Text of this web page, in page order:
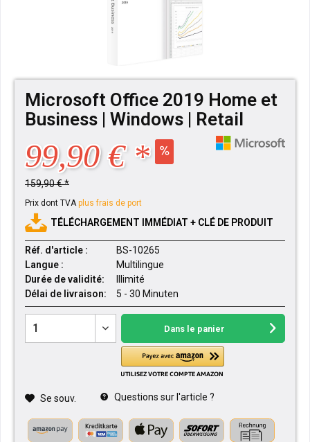
Microsoft Office 2019 Home et
Business | Windows | Retail
99,90 € *
159,90 € *
Prix dont TVAplus frais de port
TÉLÉCHARGEMENT IMMÉDIAT + CLÉ DE PRODUIT
Réf. d'article :
BS-10265
Langue :
Multilingue
Durée de validité:
Illimité
Délai de livraison:
5 - 30 Minuten
Dans le panier
Se souv. Questions sur l'article ?